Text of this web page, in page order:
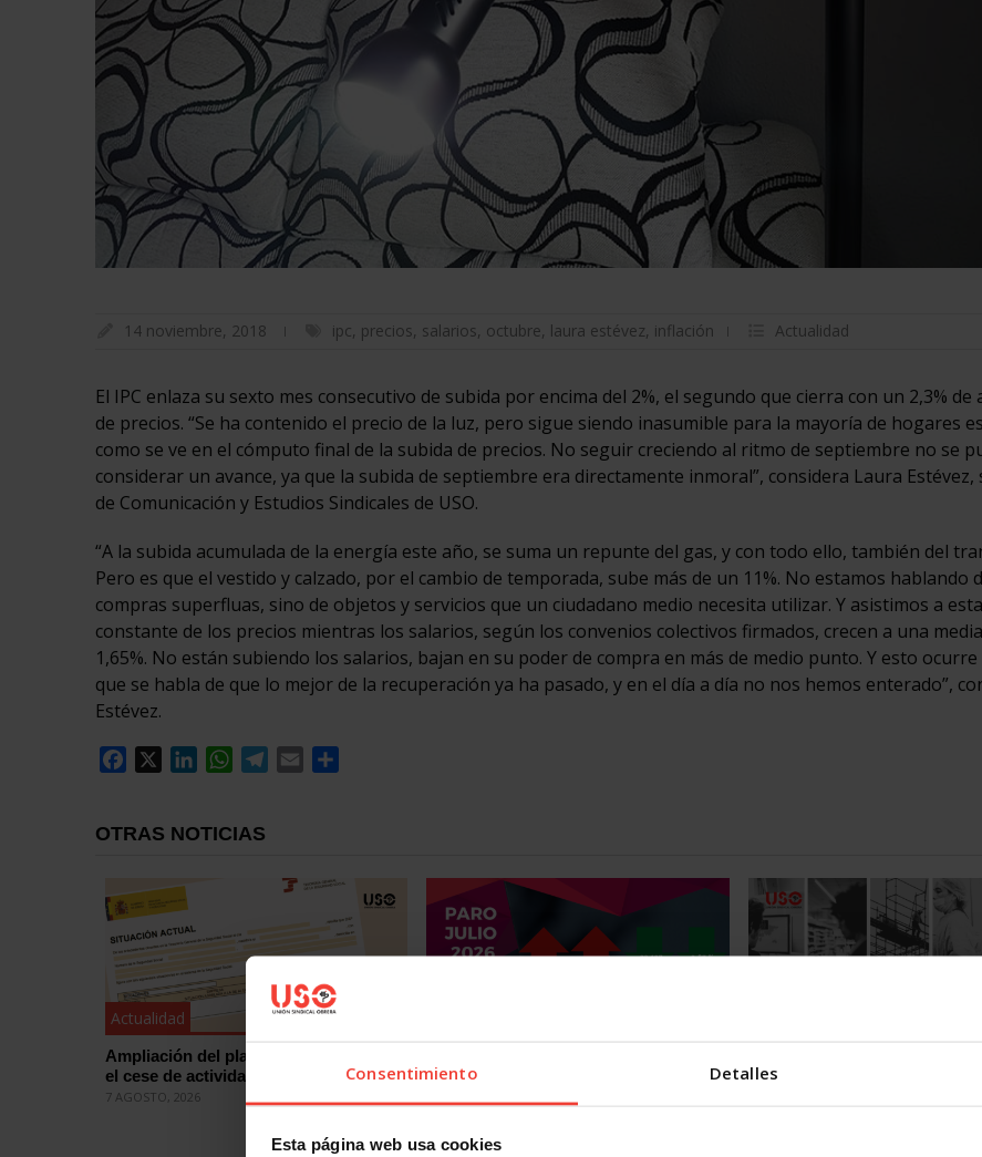
Consentimiento Detalles
Esta página web usa cookies
14 noviembre, 2018 ipc, precios, salarios, octubre, laura estévez, inflación Actualidad
El IPC enlaza su sexto mes consecutivo de subida por encima del 2%, el segundo que cierra con un 2,3% de
de precios. “Se ha contenido el precio de la luz, pero sigue siendo inasumible para la mayoría de hogares
como se ve en el cómputo final de la subida de precios. No seguir creciendo al ritmo de septiembre no se
considerar un avance, ya que la subida de septiembre era directamente inmoral”, considera Laura Estévez,
de Comunicación y Estudios Sindicales de USO.
“A la subida acumulada de la energía este año, se suma un repunte del gas, y con todo ello, también del
Pero es que el vestido y calzado, por el cambio de temporada, sube más de un 11%. No estamos hablando
compras superfluas, sino de objetos y servicios que un ciudadano medio necesita utilizar. Y asistimos a
constante de los precios mientras los salarios, según los convenios colectivos firmados, crecen a una
1,65%. No están subiendo los salarios, bajan en su poder de compra en más de medio punto. Y esto
que se habla de que lo mejor de la recuperación ya ha pasado, y en el día a día no nos hemos enterado”,
Estévez.
Facebook
LinkedInWhatsApp
Telegram
Email
OTRAS NOTICIAS
Actualidad
Ampliación del plazo para comunicar
el cese de actividad laboral
7 AGOSTO, 2026
mientras el paro vuelve a subir en julio
sobre el papel, más